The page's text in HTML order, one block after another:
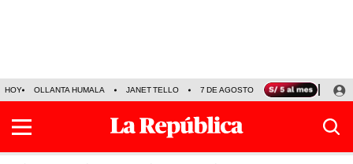
HOY OLLANTA HUMALA JANET TELLO 7 DE AGOSTO TINKA RESULTADOS